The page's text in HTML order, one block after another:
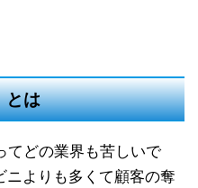
とは
てどの業界も苦しいで
よりも多くて顧客の奪